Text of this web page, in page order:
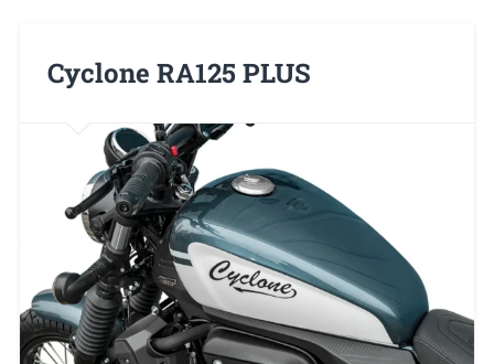
Cyclone RA125 PLUS